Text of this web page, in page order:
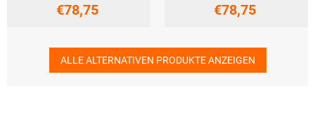
€78,75 €78,75
ALLE ALTERNATIVEN PRODUKTE ANZEIGEN